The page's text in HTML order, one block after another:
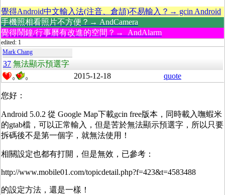
覺得Android中文輸入法(注音、倉頡)不易輸入？→ gcin Android
手機照相看照片不方便？→ AndCamera
覺得鬧鐘/行事曆有改進的空間？→ AndAlarm
edited: 1
Mark Chang
37 無法顯示預選字
0 0 2015-12-18 quote
您好：
Android 5.0.2 從 Google Map下載gcin free版本，同時載入嘸蝦米
的gtab檔，可以正常輸入，但是苦於無法顯示預選字，所以只要
拆碼後不是第一個字，就無法使用！
相關設定也都有打開，但是無效，已參考：
http://www.mobile01.com/topicdetail.php?f=423&t=4583488
的設定方法，還是一樣！